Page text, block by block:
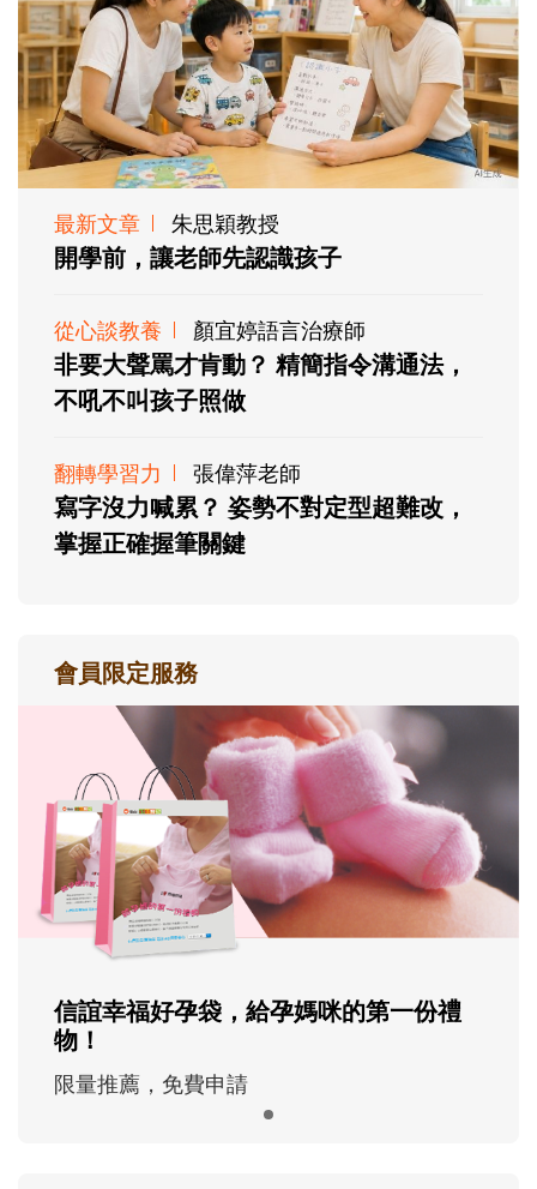
最新文章 朱思穎教授
開學前，讓老師先認識孩子
從心談教養 顏宜婷語言治療師
非要大聲罵才肯動？ 精簡指令溝通法，
不吼不叫孩子照做
翻轉學習力 張偉萍老師
寫字沒力喊累？ 姿勢不對定型超難改，
掌握正確握筆關鍵
會員限定服務
信誼幸福好孕袋，給孕媽咪的第一份禮
物！
限量推薦，免費申請